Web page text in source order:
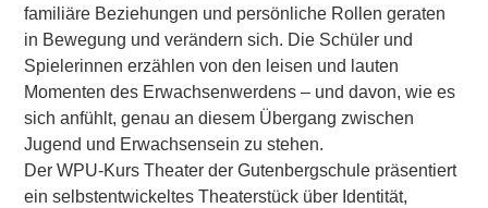
familiäre Beziehungen und persönliche Rollen geraten
in Bewegung und verändern sich. Die Schüler und
Spielerinnen erzählen von den leisen und lauten
Momenten des Erwachsenwerdens – und davon, wie es
sich anfühlt, genau an diesem Übergang zwischen
Jugend und Erwachsensein zu stehen.
Der WPU-Kurs Theater der Gutenbergschule präsentiert
ein selbstentwickeltes Theaterstück über Identität,